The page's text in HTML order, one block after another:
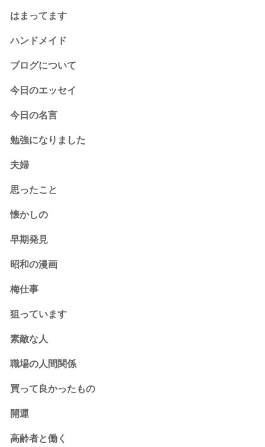
はまってます
ハンドメイド
ブログについて
今日のエッセイ
今日の名言
勉強になりました
夫婦
思ったこと
懐かしの
早期発見
昭和の漫画
梅仕事
狙っています
素敵な人
職場の人間関係
買って良かったもの
開運
高齢者と働く